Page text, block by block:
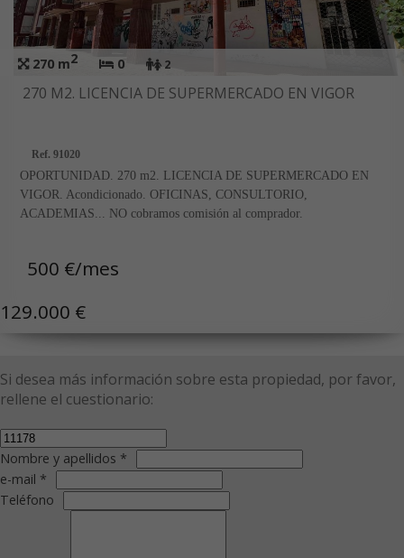
270 m2 0 2
270 M2. LICENCIA DE SUPERMERCADO EN VIGOR
Ref. 91020
OPORTUNIDAD. 270 m2. LICENCIA DE SUPERMERCADO EN
VIGOR. Acondicionado. OFICINAS, CONSULTORIO,
ACADEMIAS... NO cobramos comisión al comprador.
500 €/mes
129.000 €
Si desea más información sobre esta propiedad, por favor,
rellene el cuestionario:
Nombre y apellidos *
e-mail *
Teléfono